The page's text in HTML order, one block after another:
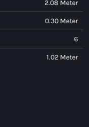
2.08 Meter
0.30 Meter
6
1.02 Meter